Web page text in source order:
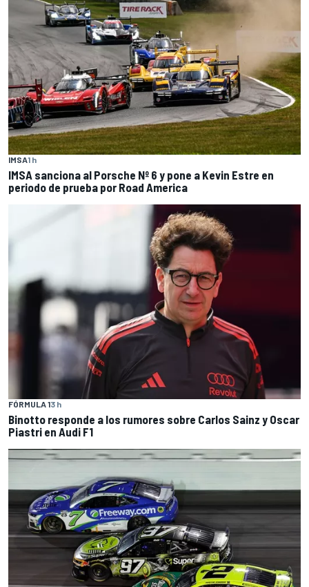
IMSA1 h
IMSA sanciona al Porsche Nº 6 y pone a Kevin Estre en
periodo de prueba por Road America
FÓRMULA 13 h
Binotto responde a los rumores sobre Carlos Sainz y Oscar
Piastri en Audi F1